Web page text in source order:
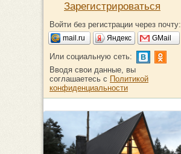
Зарегистрироваться
Войти без регистрации через почту:
mail.ru Яндекс GMail
Или социальную сеть:
Вводя свои данные, вы
соглашаетесь с Политикой
конфиденциальности